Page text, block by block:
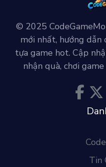
© 2025
mới nhất, hướng dẫn
tựa game hot. Cập
nhận quà, chơi
Tin